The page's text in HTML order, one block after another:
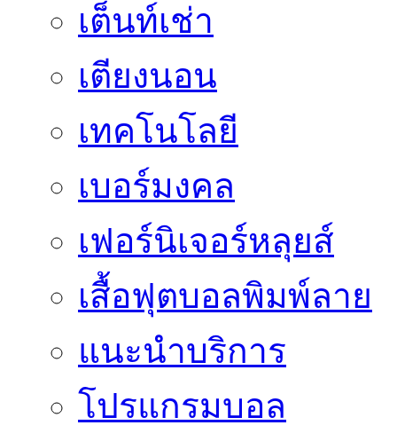
เต็นท์เช่า
เตียงนอน
เทคโนโลยี
เบอร์มงคล
เฟอร์นิเจอร์หลุยส์
เสื้อฟุตบอลพิมพ์ลาย
แนะนำบริการ
โปรแกรมบอล